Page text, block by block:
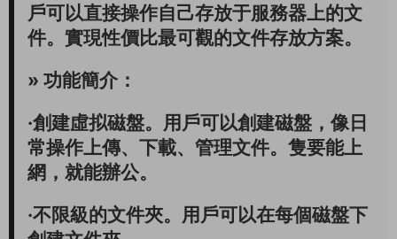
戶可以直接操作自己存放于服務器上的文
件。實現性價比最可觀的文件存放方案。
» 功能簡介：
·創建虛拟磁盤。用戶可以創建磁盤，像日
常操作上傳、下載、管理文件。隻要能上
網，就能辦公。
·不限級的文件夾。用戶可以在每個磁盤下